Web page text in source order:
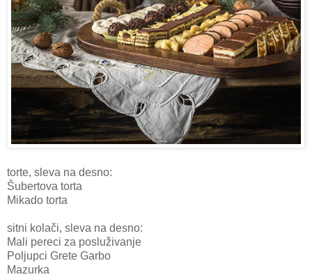
torte, sleva na desno:
Šubertova torta
Mikado torta
sitni kolači, sleva na desno:
Mali pereci za posluživanje
Poljupci Grete Garbo
Mazurka